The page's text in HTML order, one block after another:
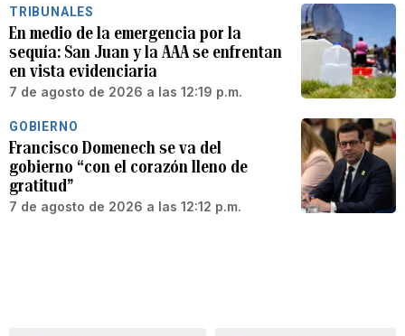
TRIBUNALES
En medio de la emergencia por la
sequía: San Juan y la AAA se enfrentan
en vista evidenciaria
7 de agosto de 2026 a las 12:19 p.m.
GOBIERNO
Francisco Domenech se va del
gobierno “con el corazón lleno de
gratitud”
7 de agosto de 2026 a las 12:12 p.m.